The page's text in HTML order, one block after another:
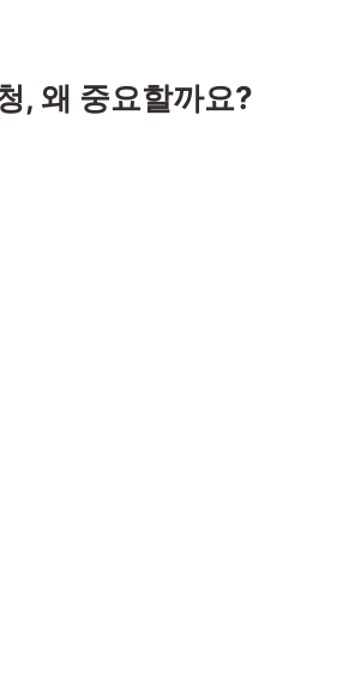
, 왜 중요할까요?